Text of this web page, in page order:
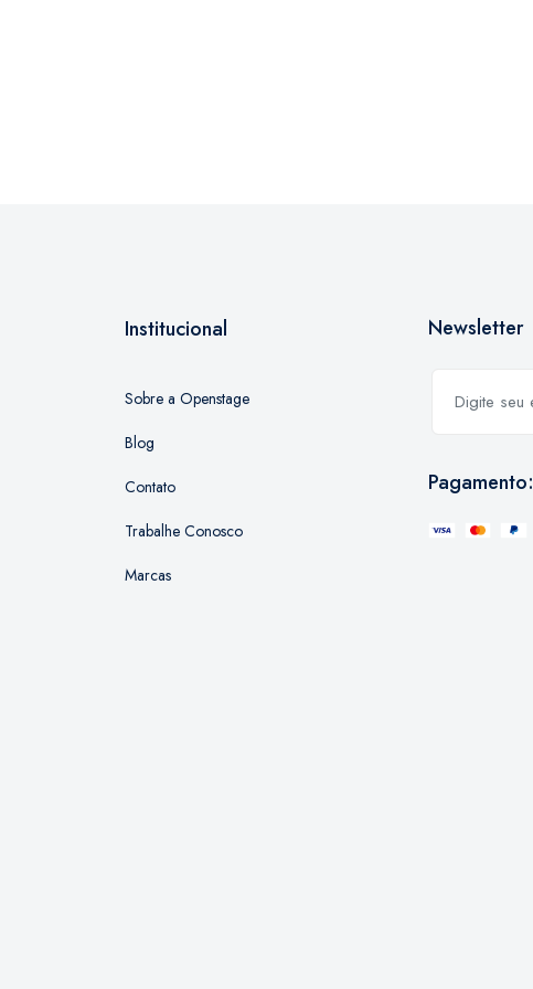
Institucional
Sobre a Openstage
Blog
Contato
Trabalhe Conosco
Marcas
Newsletter
Pagamento: